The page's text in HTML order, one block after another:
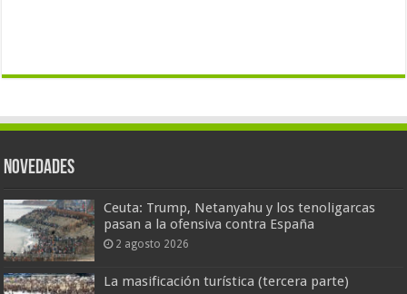
Novedades
Ceuta: Trump, Netanyahu y los tenoligarcas
pasan a la ofensiva contra España
2 agosto 2026
La masificación turística (tercera parte)